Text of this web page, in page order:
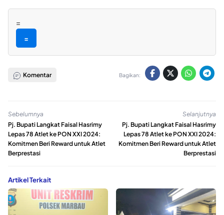
=
=
Komentar Bagikan:
Sebelumnya
Pj. Bupati Langkat Faisal Hasrimy
Lepas 78 Atlet ke PON XXI 2024:
Komitmen Beri Reward untuk Atlet
Berprestasi
Selanjutnya
Pj. Bupati Langkat Faisal Hasrimy
Lepas 78 Atlet ke PON XXI 2024:
Komitmen Beri Reward untuk Atlet
Berprestasi
Artikel Terkait